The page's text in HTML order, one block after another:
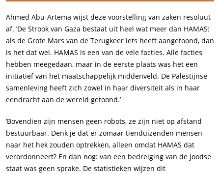
Ahmed Abu-Artema wijst deze voorstelling van zaken resoluut
af. ‘De Strook van Gaza bestaat uit heel wat meer dan HAMAS:
als de Grote Mars van de Terugkeer iets heeft aangetoond, dan
is het dat wel. HAMAS is een van de vele facties. Alle facties
hebben meegedaan, maar in de eerste plaats was het een
initiatief van het maatschappelijk middenveld. De Palestijnse
samenleving heeft zich zowel in haar diversiteit als in haar
eendracht aan de wereld getoond.’
‘Bovendien zijn mensen geen robots, ze zijn niet op afstand
bestuurbaar. Denk je dat er zomaar tienduizenden mensen
naar het hek zouden optrekken, alleen omdat HAMAS dat
verordonneert? En dan nog: van een bedreiging van de joodse
staat was geen sprake. De statistieken wijzen dit